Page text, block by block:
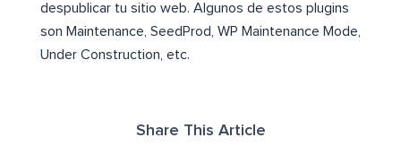
despublicar tu sitio web. Algunos de estos plugins
son Maintenance, SeedProd, WP Maintenance Mode,
Under Construction, etc.
Share This Article